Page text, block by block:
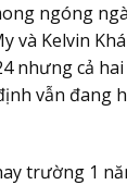
ngóng
và Kelvin
nhưng cả
vẫn đang
trường 1